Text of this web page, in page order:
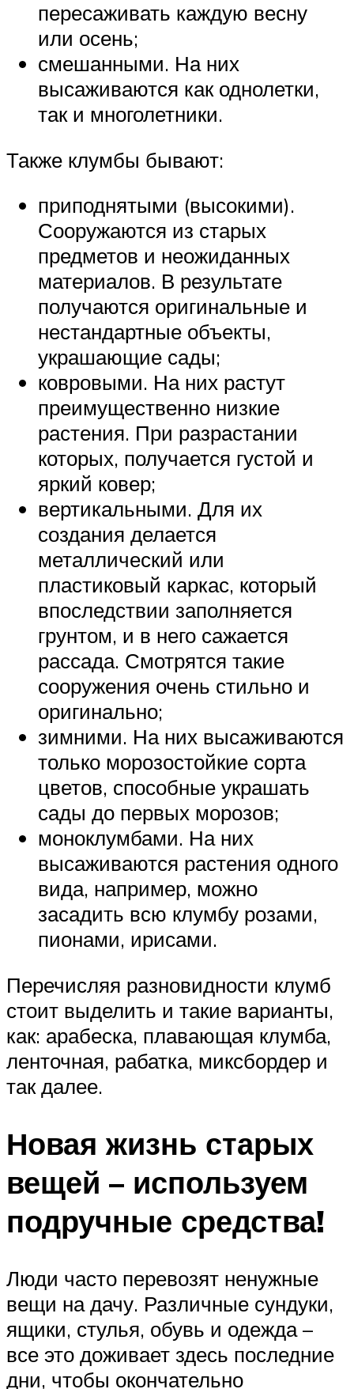
пересаживать каждую весну
или осень;
смешанными. На них
высаживаются как однолетки,
так и многолетники.
Также клумбы бывают:
приподнятыми (высокими).
Сооружаются из старых
предметов и неожиданных
материалов. В результате
получаются оригинальные и
нестандартные объекты,
украшающие сады;
ковровыми. На них растут
преимущественно низкие
растения. При разрастании
которых, получается густой и
яркий ковер;
вертикальными. Для их
создания делается
металлический или
пластиковый каркас, который
впоследствии заполняется
грунтом, и в него сажается
рассада. Смотрятся такие
сооружения очень стильно и
оригинально;
зимними. На них высаживаются
только морозостойкие сорта
цветов, способные украшать
сады до первых морозов;
моноклумбами. На них
высаживаются растения одного
вида, например, можно
засадить всю клумбу розами,
пионами, ирисами.
Перечисляя разновидности клумб
стоит выделить и такие варианты,
как: арабеска, плавающая клумба,
ленточная, рабатка, миксбордер и
так далее.
Новая жизнь старых
вещей – используем
подручные средства!
Люди часто перевозят ненужные
вещи на дачу. Различные сундуки,
ящики, стулья, обувь и одежда –
все это доживает здесь последние
дни, чтобы окончательно